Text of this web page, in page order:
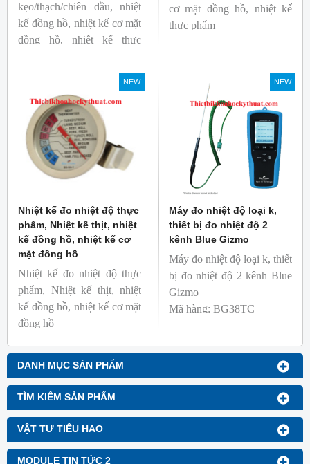
DANH MỤC SẢN PHẨM
TÌM KIẾM SẢN PHẨM
VẬT TƯ TIÊU HAO
MODULE TIN TỨC 2
kẹo/thạch/chiên dầu, nhiệt
kế đồng hồ, nhiệt kế cơ mặt
đồng hồ, nhiệt kế thực
Thương hiệu: Blue Gizmo
cơ mặt đồng hồ, nhiệt kế
thực phẩm
NEW
Nhiệt kế đo nhiệt độ thực
phẩm, Nhiệt kế thịt, nhiệt
kế đồng hồ, nhiệt kế cơ
mặt đồng hồ
Nhiệt kế đo nhiệt độ thực
phẩm, Nhiệt kế thịt, nhiệt
kế đồng hồ, nhiệt kế cơ mặt
đồng hồ
Thương hiệu: Blue Gizmo
NEW
Máy đo nhiệt độ loại k,
thiết bị đo nhiệt độ 2
kênh Blue Gizmo
Máy đo nhiệt độ loại k, thiết
bị đo nhiệt độ 2 kênh Blue
Gizmo
Mã hàng: BG38TC